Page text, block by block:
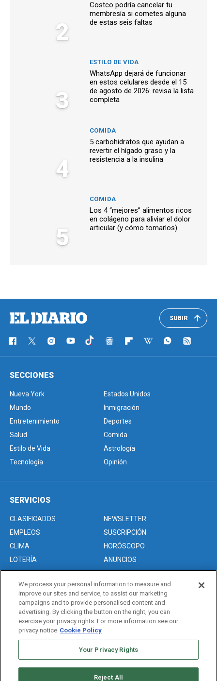
2
Costco podría cancelar tu
membresía si cometes alguna
de estas seis faltas
3
ESTILO DE VIDA
WhatsApp dejará de funcionar
en estos celulares desde el 15
de agosto de 2026: revisa la lista
completa
4
COMIDA
5 carbohidratos que ayudan a
revertir el hígado graso y la
resistencia a la insulina
5
COMIDA
Los 4 “mejores” alimentos ricos
en colágeno para aliviar el dolor
articular (y cómo tomarlos)
SUBIR
SECCIONES
Nueva York
Estados Unidos
Mundo
Inmigración
Entretenimiento
Deportes
Salud
Comida
Estilo de Vida
Astrología
Tecnología
Opinión
SERVICIOS
CLASIFICADOS
NEWSLETTER
EMPLEOS
SUSCRIPCIÓN
CLIMA
HORÓSCOPO
LOTERÍA
ANUNCIOS
Acerca de nosotros
Advertise with Us/Anuncios
Politica de Privacidad
Editorial Guidelines
We process your personal information to measure and
improve our sites and service, to assist our marketing
campaigns and to provide personalised content and
advertising. By clicking the button on the right, you can
exercise your privacy rights. For more information see our
privacy notice Cookie Policy
Your Privacy Rights
Reject All